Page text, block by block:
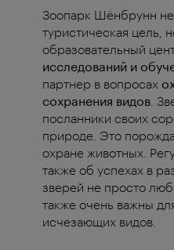
Зоопарк Шёнбрунн
туристическая цель,
образовательный
исследований и
партнер в вопросах
сохранения видов .
посланники своих
природе. Это
охране животных.
также об успехах в
зверей не просто
также очень важны
исчезающих видов.